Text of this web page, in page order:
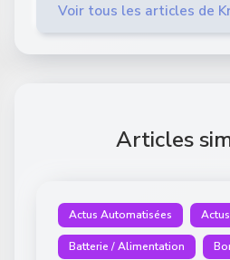
Voir tous les articles de
Articles
Actus Automatisées
Batterie / Alimentation